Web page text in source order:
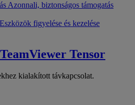
Azonnali, biztonságos támogatás
Eszközök figyelése és kezelése
TeamViewer Tensor
kialakított távkapcsolat.